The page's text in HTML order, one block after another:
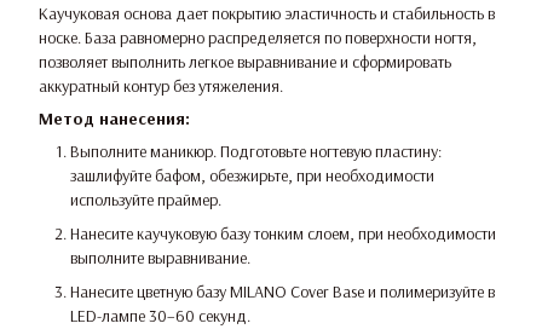
Каучуковая основа дает покрытию эластичность и стабильность в
носке. База равномерно распределяется по поверхности ногтя,
позволяет выполнить легкое выравнивание и сформировать
аккуратный контур без утяжеления.
Метод нанесения:
Выполните маникюр. Подготовьте ногтевую пластину:
зашлифуйте бафом, обезжирьте, при необходимости
используйте праймер.
Нанесите каучуковую базу тонким слоем, при необходимости
выполните выравнивание.
Нанесите цветную базу MILANO Cover Base и полимеризуйте в
LED-лампе 30–60 секунд.